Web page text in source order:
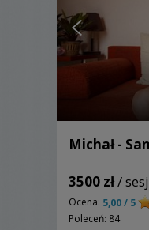
Michał -
3500 zł/
Ocena: 5,00 / 5
Poleceń: 84